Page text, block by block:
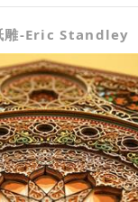
雕-Eric Standley